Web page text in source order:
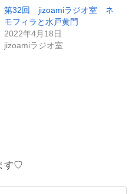
第32回 jizoamiラジオ室 ネ
モフィラと水戸黄門
2022年4月18日
jizoamiラジオ室
す♡